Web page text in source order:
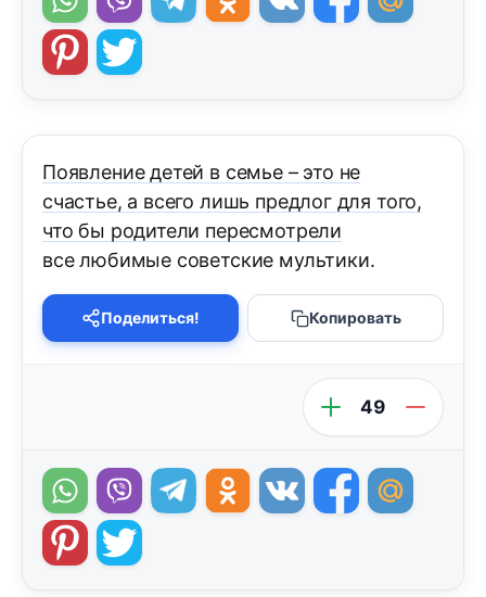
Появление детей в семье – это не
счастье, а всего лишь предлог для того,
что бы родители пересмотрели
все любимые советские мультики.
Поделиться! Копировать
49